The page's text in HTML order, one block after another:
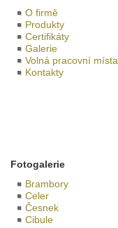
O firmě
Produkty
Certifikáty
Galerie
Volná pracovní místa
Kontakty
Fotogalerie
Brambory
Celer
Česnek
Cibule